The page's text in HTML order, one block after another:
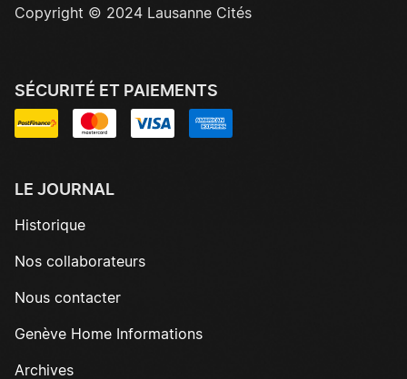
Copyright © 2024 Lausanne Cités
SÉCURITÉ ET PAIEMENTS
LE JOURNAL
Historique
Nos collaborateurs
Nous contacter
Genève Home Informations
Archives